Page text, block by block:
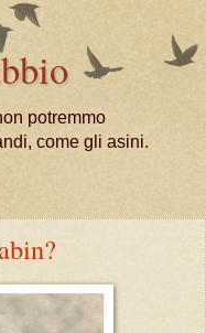
potremmo
come gli asini.